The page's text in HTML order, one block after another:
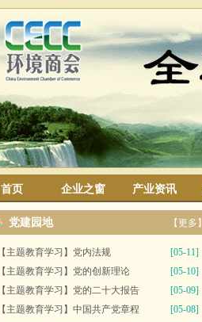
首页 企业之窗 产业资讯
党建园地 【更多】
【主题教育学习】党内法规
[05-11]
【主题教育学习】党的创新理论
[05-10]
【主题教育学习】党的二十大报告
[05-09]
【主题教育学习】中国共产党章程
[05-08]